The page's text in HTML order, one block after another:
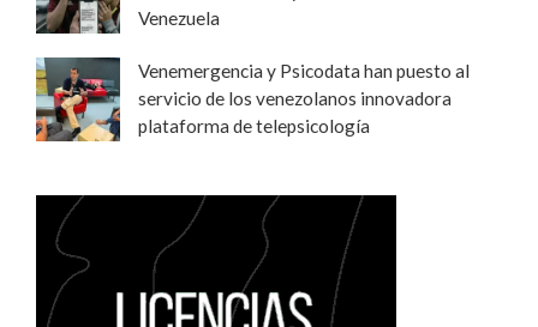
Venezuela
Venemergencia y Psicodata han puesto al
servicio de los venezolanos innovadora
plataforma de telepsicología